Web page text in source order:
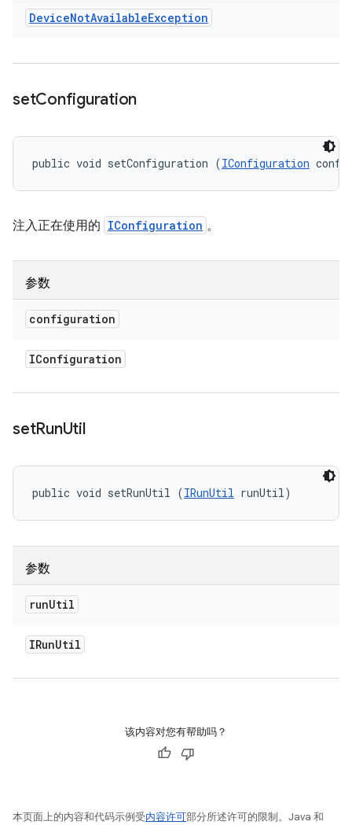
DeviceNotAvailableException
setConfiguration
public void setConfiguration (IConfiguration
注入正在使用的 IConfiguration 。
参数
configuration
IConfiguration
setRunUtil
public void setRunUtil (IRunUtil runUtil)
参数
runUtil
IRunUtil
该内容对您有帮助吗？
本页面上的内容和代码示例受内容许可部分所述许可的限制。Java 和